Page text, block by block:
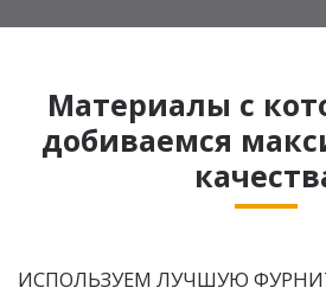
Материалы с
добиваемся
ИСПОЛЬЗУЕМ ЛУЧШУЮ